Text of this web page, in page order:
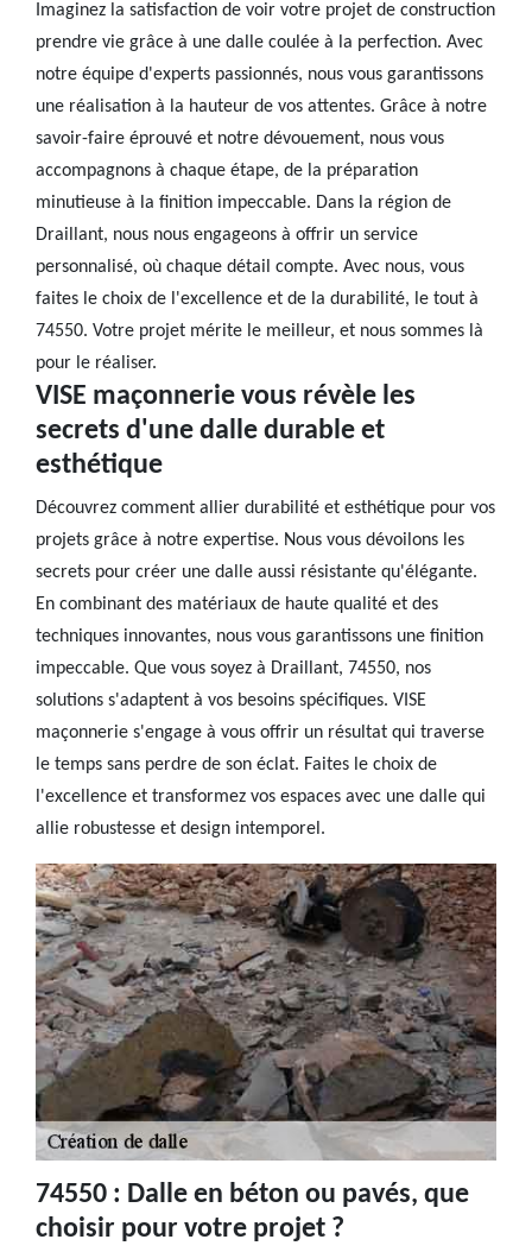
Imaginez la satisfaction de voir votre projet de construction
prendre vie grâce à une dalle coulée à la perfection. Avec
notre équipe d'experts passionnés, nous vous garantissons
une réalisation à la hauteur de vos attentes. Grâce à notre
savoir-faire éprouvé et notre dévouement, nous vous
accompagnons à chaque étape, de la préparation
minutieuse à la finition impeccable. Dans la région de
Draillant, nous nous engageons à offrir un service
personnalisé, où chaque détail compte. Avec nous, vous
faites le choix de l'excellence et de la durabilité, le tout à
74550. Votre projet mérite le meilleur, et nous sommes là
pour le réaliser.
VISE maçonnerie vous révèle les
secrets d'une dalle durable et
esthétique
Découvrez comment allier durabilité et esthétique pour vos
projets grâce à notre expertise. Nous vous dévoilons les
secrets pour créer une dalle aussi résistante qu'élégante.
En combinant des matériaux de haute qualité et des
techniques innovantes, nous vous garantissons une finition
impeccable. Que vous soyez à Draillant, 74550, nos
solutions s'adaptent à vos besoins spécifiques. VISE
maçonnerie s'engage à vous offrir un résultat qui traverse
le temps sans perdre de son éclat. Faites le choix de
l'excellence et transformez vos espaces avec une dalle qui
allie robustesse et design intemporel.
74550 : Dalle en béton ou pavés, que
choisir pour votre projet ?